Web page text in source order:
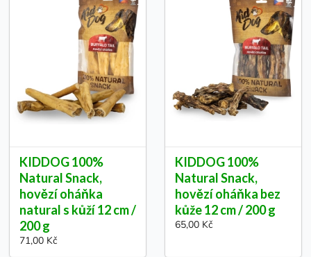
KIDDOG 100%
Natural Snack,
hovězí oháňka
natural s kůží 12 cm /
200 g
71,00 Kč
KIDDOG 100%
Natural Snack,
hovězí oháňka bez
kůže 12 cm / 200 g
65,00 Kč